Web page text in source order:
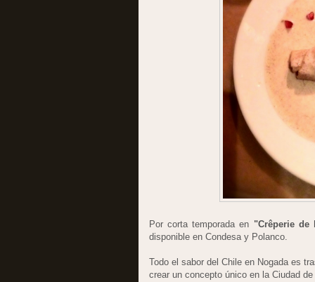
Por corta temporada en "Crêperie de
disponible en Condesa y Polanco.
Todo el sabor del Chile en Nogada es
crear un concepto único en la Ciudad